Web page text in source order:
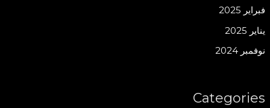
فبراير 2025
يناير 2025
نوفمبر 2024
Categories